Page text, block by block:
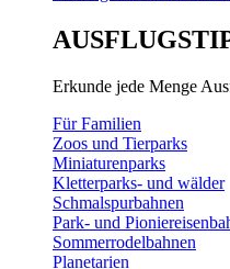
Erkunde jede Menge
Für Familien
Zoos und Tierparks
Miniaturenparks
Kletterparks- und wälder
Schmalspurbahnen
Park- und
Sommerrodelbahnen
Planetarien